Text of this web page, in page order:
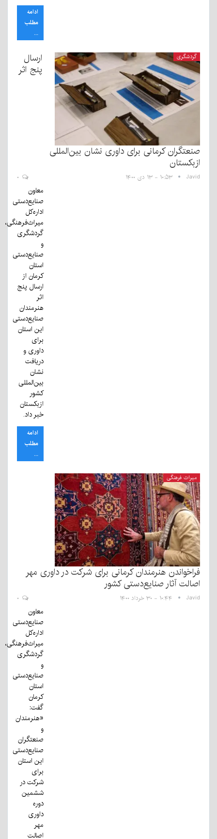
ادامه
مطلب
...
گردشگری
ارسال
پنج اثر
صنعتگران کرمانی برای داوری نشان بین‌المللی
ازبکستان
Javid ۱۰:۵۳ - ۱۳ دی ۱۴۰۰
معاون
صنایع‌دستی
اداره‌کل
میراث‌فرهنگی،
گردشگری
و
صنایع‌دستی
استان
کرمان از
ارسال پنج
اثر
هنرمندان
صنایع‌دستی
این استان
برای
داوری و
دریافت
نشان
بین‌المللی
کشور
ازبکستان
خبر داد.
ادامه
مطلب
...
میراث فرهنگی
فراخواندن هنرمندان کرمانی برای شرکت در داوری مهر
اصالت آثار صنایع‌دستی کشور
Javid ۱۰:۴۴ - ۳۰ خرداد ۱۴۰۰
معاون
صنایع‌دستی
اداره‌کل
میراث‌فرهنگی،
گردشگری
و
صنایع‌دستی
استان
کرمان
گفت:
«هنرمندان
و
صنعتگران
صنایع‌دستی
این استان
برای
شرکت در
ششمین
دوره
داوری
مهر
اصالت